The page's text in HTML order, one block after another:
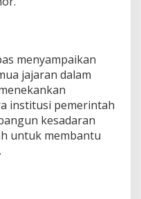
menyampaikan
jajaran dalam
institusi pemerintah
kesadaran
untuk membantu